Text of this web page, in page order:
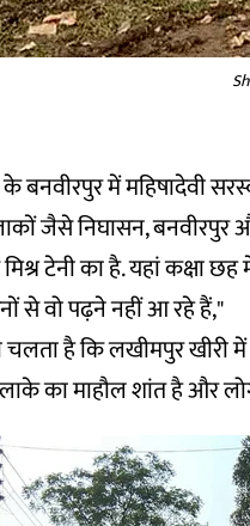
बनवीरपुर में महिषादेवी
जैसे निघासन,
टेनी का है. यहां कक्षा
से वो पढ़ने नहीं आ रहे हैं,"
है कि लखीमपुर खीरी
का माहौल शांत है और